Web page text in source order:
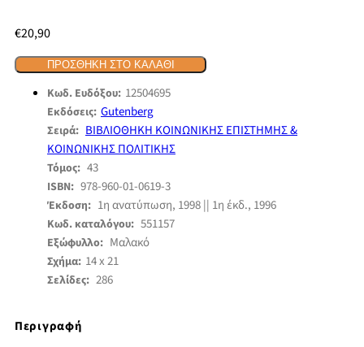
€20,90
ΠΡΟΣΘΉΚΗ ΣΤΟ ΚΑΛΆΘΙ
Κωδ. Ευδόξου: 12504695
Εκδόσεις: Gutenberg
Σειρά: ΒΙΒΛΙΟΘΗΚΗ ΚΟΙΝΩΝΙΚΗΣ ΕΠΙΣΤΗΜΗΣ &
ΚΟΙΝΩΝΙΚΗΣ ΠΟΛΙΤΙΚΗΣ
Τόμος: 43
ISBN: 978-960-01-0619-3
Έκδοση: 1η ανατύπωση, 1998 || 1η έκδ., 1996
Κωδ. καταλόγου: 551157
Εξώφυλλο: Μαλακό
Σχήμα: 14 x 21
Σελίδες: 286
Περιγραφή